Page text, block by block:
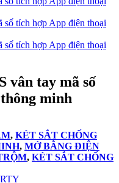
vân tay mã số
minh
, KÉT SẮT CHỐNG
, MỞ BẰNG ĐIỆN
, KÉT SẮT CHỐNG